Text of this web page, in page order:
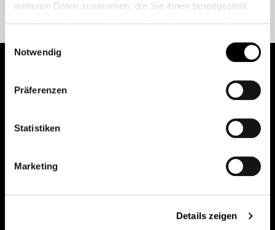
weiteren Daten zusammen, die Sie ihnen bereitgestellt
Weitere Informationen finden Sie unter
Datenschutz
Notwendig
Präferenzen
Statistiken
Marketing
Details zeigen
pure.proven.perfect.